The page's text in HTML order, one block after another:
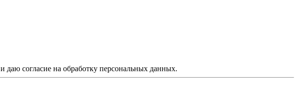
и даю согласие на обработку персональных данных.